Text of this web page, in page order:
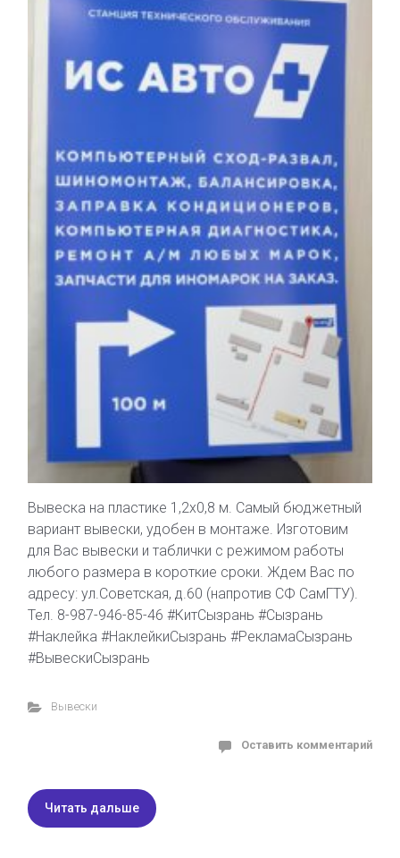
Вывеска на пластике 1,2х0,8 м. Самый бюджетный
вариант вывески, удобен в монтаже. Изготовим
для Вас вывески и таблички с режимом работы
любого размера в короткие сроки. Ждем Вас по
адресу: ул.Советская, д.60 (напротив СФ СамГТУ).
Тел. 8-987-946-85-46 #КитСызрань #Сызрань
#Наклейка #НаклейкиСызрань #РекламаСызрань
#ВывескиСызрань
Вывески
Оставить комментарий
Читать дальше